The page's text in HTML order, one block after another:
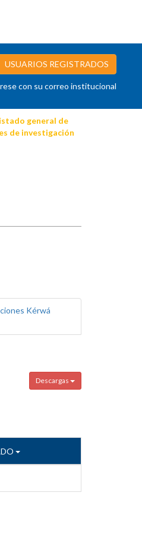
USUARIOS REGISTRADOS
con su correo institucional
general de
de investigación
Kérwá
Descargas